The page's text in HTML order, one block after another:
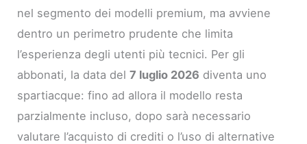
nel segmento dei modelli premium, ma avviene
dentro un perimetro prudente che limita
l’esperienza degli utenti più tecnici. Per gli
abbonati, la data del7 luglio 2026 diventa uno
spartiacque: fino ad allora il modello resta
parzialmente incluso, dopo sarà necessario
valutare l’acquisto di crediti o l’uso di alternative